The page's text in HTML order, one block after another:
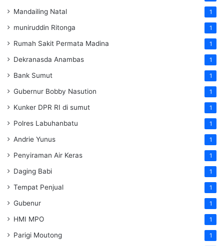
Mandailing Natal 1
muniruddin Ritonga 1
Rumah Sakit Permata Madina 1
Dekranasda Anambas 1
Bank Sumut 1
Gubernur Bobby Nasution 1
Kunker DPR RI di sumut 1
Polres Labuhanbatu 1
Andrie Yunus 1
Penyiraman Air Keras 1
Daging Babi 1
Tempat Penjual 1
Gubenur 1
HMI MPO 1
Parigi Moutong 1